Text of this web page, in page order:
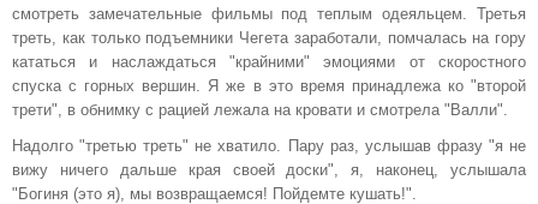
смотреть замечательные фильмы под теплым одеяльцем. Третья
треть, как только подъемники Чегета заработали, помчалась на гору
кататься и наслаждаться "крайними" эмоциями от скоростного
спуска с горных вершин. Я же в это время принадлежа ко "второй
трети", в обнимку с рацией лежала на кровати и смотрела "Валли".
Надолго "третью треть" не хватило. Пару раз, услышав фразу "я не
вижу ничего дальше края своей доски", я, наконец, услышала
"Богиня (это я), мы возвращаемся! Пойдемте кушать!".